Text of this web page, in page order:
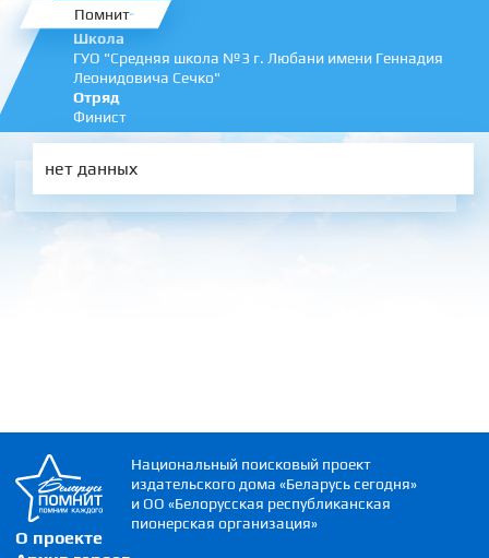
Помнит
Школа
ГУО "Средняя школа №3 г. Любани имени Геннадия
Леонидовича Сечко"
Отряд
Финист
нет данных
О проекте
Национальный поисковый проект
издательского дома «Беларусь сегодня»
и ОО «Белорусская республиканская
пионерская организация»